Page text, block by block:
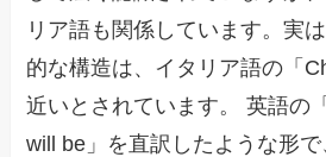
リア語も関係しています。実
的な構造は、イタリア語の「
近いとされています。 英語の
will be」を直訳したような形